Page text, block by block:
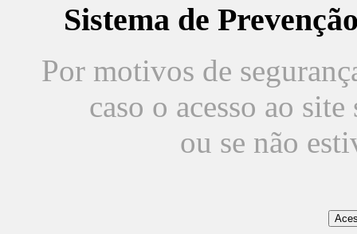
Sistema de
Por motivos de
caso o acesso ao
ou se não